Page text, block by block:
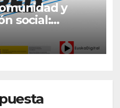
y
social: